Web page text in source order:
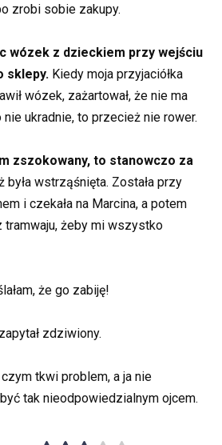
zrobi sobie zakupy.
wózek z dzieckiem przy wejściu
sklepy. Kiedy moja przyjaciółka
wózek, zażartował, że nie ma
ukradnie, to przecież nie rower.
zszokowany, to stanowczo za
była wstrząśnięta. Została przy
i czekała na Marcina, a potem
tramwaju, żeby mi wszystko
że go zabiję!
zdziwiony.
czym tkwi problem, a ja nie
tak nieodpowiedzialnym ojcem.